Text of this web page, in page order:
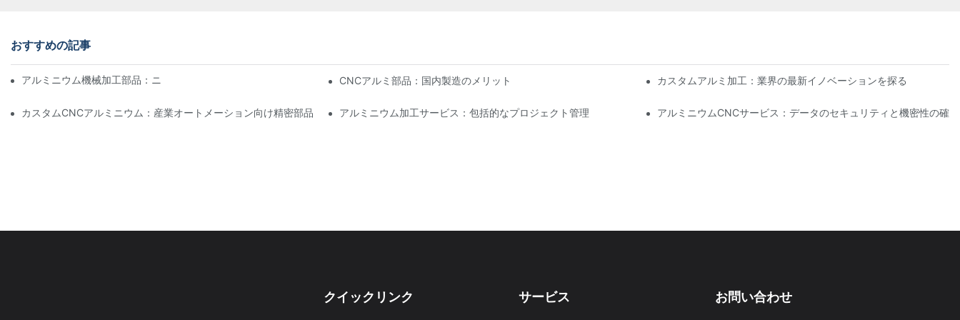
おすすめの記事
アルミニウム機械加工部品：ニッチ市場向けのカスタマイズ CNCアルミ部品：国内製造のメリット カスタムアルミ加工：業界の最新イノベーションを探る
カスタムCNCアルミニウム：産業オートメーション向け精密部品 アルミニウム加工サービス：包括的なプロジェクト管理 アルミニウムCNCサービス：データのセキュリティと機密性の確保
クイックリンク サービス お問い合わせ